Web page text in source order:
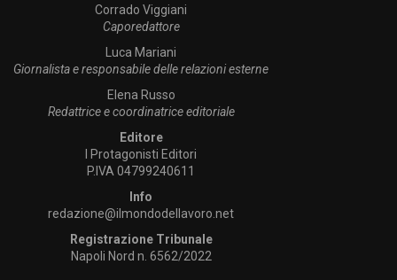
Corrado Viggiani
Caporedattore
Luca Mariani
Giornalista e responsabile delle relazioni esterne
Elena Russo
Redattrice e coordinatrice editoriale
Editore
I Protagonisti Editori
P.IVA 04799240611
Info
redazione@ilmondodellavoro.net
Registrazione Tribunale
Napoli Nord n. 6562/2022